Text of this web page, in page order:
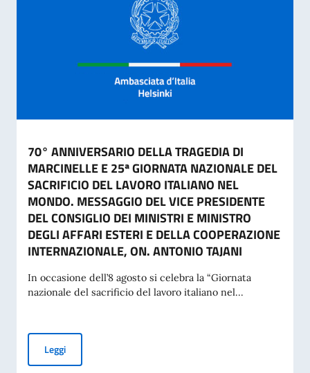
70° ANNIVERSARIO DELLA TRAGEDIA DI
MARCINELLE E 25ª GIORNATA NAZIONALE DEL
SACRIFICIO DEL LAVORO ITALIANO NEL
MONDO. MESSAGGIO DEL VICE PRESIDENTE
DEL CONSIGLIO DEI MINISTRI E MINISTRO
DEGLI AFFARI ESTERI E DELLA COOPERAZIONE
INTERNAZIONALE, ON. ANTONIO TAJANI
In occasione dell’8 agosto si celebra la “Giornata
nazionale del sacrificio del lavoro italiano nel...
Leggi70° ANNIVERSARIO DELLA TRAGEDIA DI MARCINELLE E